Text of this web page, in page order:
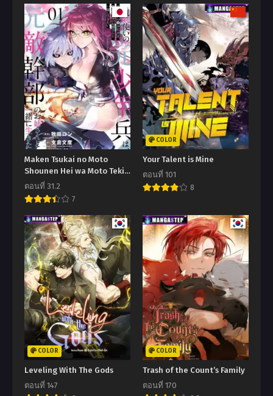
Maken Tsukai no Moto
Shounen Hei wa Moto Teki
Kanbu no Onee-san to
Issho ni Ikitai
ตอนที่ 31.2
7
COLOR
Your Talent is Mine
ตอนที่ 101
8
COLOR
Leveling With The Gods
ตอนที่ 147
COLOR
Trash of the Count’s Family
ตอนที่ 170